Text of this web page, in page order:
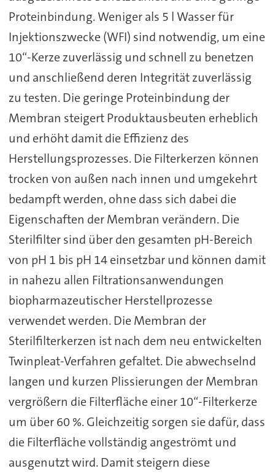
Proteinbindung. Weniger als 5 l Wasser für
Injektionszwecke (WFI) sind notwendig, um eine
10“-Kerze zuverlässig und schnell zu benetzen
und anschließend deren Integrität zuverlässig
zu testen. Die geringe Proteinbindung der
Membran steigert Produktausbeuten erheblich
und erhöht damit die Effizienz des
Herstellungsprozesses. Die Filterkerzen können
trocken von außen nach innen und umgekehrt
bedampft werden, ohne dass sich dabei die
Eigenschaften der Membran verändern. Die
Sterilfilter sind über den gesamten pH-Bereich
von pH 1 bis pH 14 einsetzbar und können damit
in nahezu allen Filtrationsanwendungen
biopharmazeutischer Herstellprozesse
verwendet werden. Die Membran der
Sterilfilterkerzen ist nach dem neu entwickelten
Twinpleat-Verfahren gefaltet. Die abwechselnd
langen und kurzen Plissierungen der Membran
vergrößern die Filterfläche einer 10“-Filterkerze
um über 60 %. Gleichzeitig sorgen sie dafür, dass
die Filterfläche vollständig angeströmt und
ausgenutzt wird. Damit steigern diese